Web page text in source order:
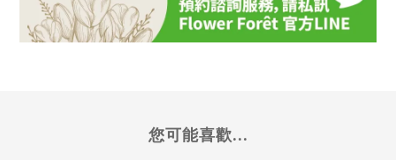
您可能喜歡...